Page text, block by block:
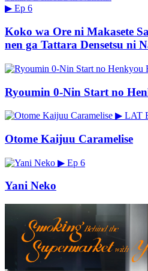
▶ Ep 6
Koko wa Ore ni Makasete
nen ga Tattara Densetsu ni
Ryoumin 0-Nin Start no
▶ LAT
Otome Kaijuu Caramelise
▶ Ep 6
Yani Neko